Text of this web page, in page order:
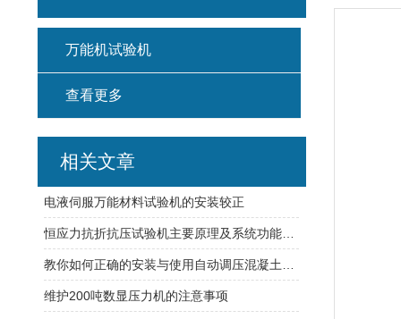
万能机试验机
查看更多
相关文章
电液伺服万能材料试验机的安装较正
维护200吨数显压力机的注意事项